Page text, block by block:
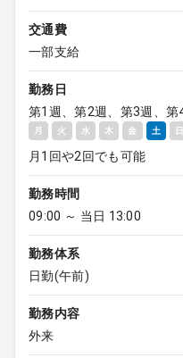
交通費
一部支給
勤務日
第1週、第2週、第3週、第
月 火 水 木 金 土 日
月1回や2回でも可能
勤務時間
09:00 ～ 当日 13:00
勤務体系
日勤(午前)
勤務内容
外来